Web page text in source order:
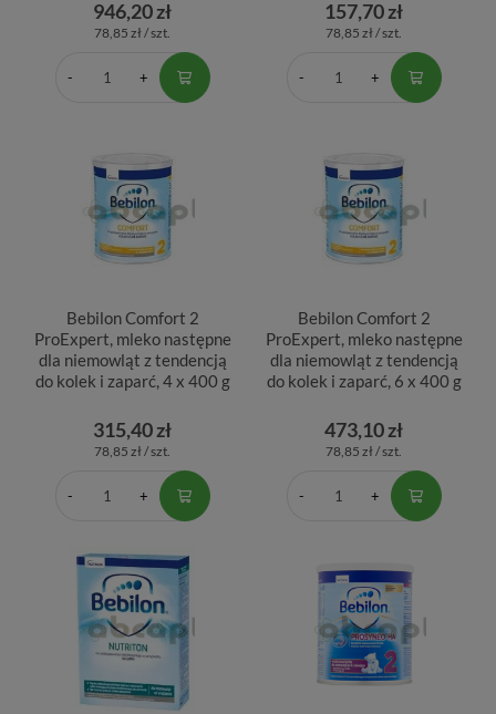
946,20 zł
78,85 zł / szt.
157,70 zł
78,85 zł / szt.
Bebilon Comfort 2
ProExpert, mleko następne
dla niemowląt z tendencją
do kolek i zaparć, 4 x 400 g
315,40 zł
78,85 zł / szt.
Bebilon Comfort 2
ProExpert, mleko następne
dla niemowląt z tendencją
do kolek i zaparć, 6 x 400 g
473,10 zł
78,85 zł / szt.